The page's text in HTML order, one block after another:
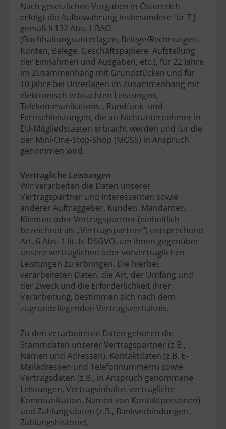
Nach gesetzlichen Vorgaben in Österreich
erfolgt die Aufbewahrung insbesondere für 7 J
gemäß § 132 Abs. 1 BAO
(Buchhaltungsunterlagen, Belege/Rechnungen,
Konten, Belege, Geschäftspapiere, Aufstellung
der Einnahmen und Ausgaben, etc.), für 22 Jahre
im Zusammenhang mit Grundstücken und für
10 Jahre bei Unterlagen im Zusammenhang mit
elektronisch erbrachten Leistungen,
Telekommunikations-, Rundfunk- und
Fernsehleistungen, die an Nichtunternehmer in
EU-Mitgliedstaaten erbracht werden und für die
der Mini-One-Stop-Shop (MOSS) in Anspruch
genommen wird.
Vertragliche Leistungen
Wir verarbeiten die Daten unserer
Vertragspartner und Interessenten sowie
anderer Auftraggeber, Kunden, Mandanten,
Klienten oder Vertragspartner (einheitlich
bezeichnet als „Vertragspartner“) entsprechend
Art. 6 Abs. 1 lit. b. DSGVO, um ihnen gegenüber
unsere vertraglichen oder vorvertraglichen
Leistungen zu erbringen. Die hierbei
verarbeiteten Daten, die Art, der Umfang und
der Zweck und die Erforderlichkeit ihrer
Verarbeitung, bestimmen sich nach dem
zugrundeliegenden Vertragsverhältnis.
Zu den verarbeiteten Daten gehören die
Stammdaten unserer Vertragspartner (z.B.,
Namen und Adressen), Kontaktdaten (z.B. E-
Mailadressen und Telefonnummern) sowie
Vertragsdaten (z.B., in Anspruch genommene
Leistungen, Vertragsinhalte, vertragliche
Kommunikation, Namen von Kontaktpersonen)
und Zahlungsdaten (z.B., Bankverbindungen,
Zahlungshistorie).